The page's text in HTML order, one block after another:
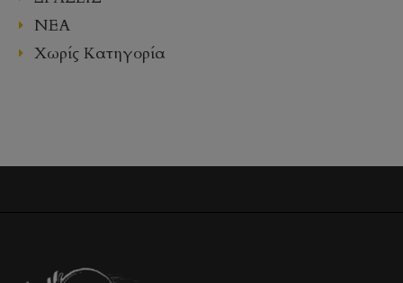
ΝΕΑ
Χωρίς Κατηγορία